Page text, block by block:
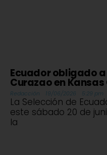
Ecuador obligado
Curazao en
Redacción 19/06/2026 5:29 pm
La Selección de
este sábado 20 de
la